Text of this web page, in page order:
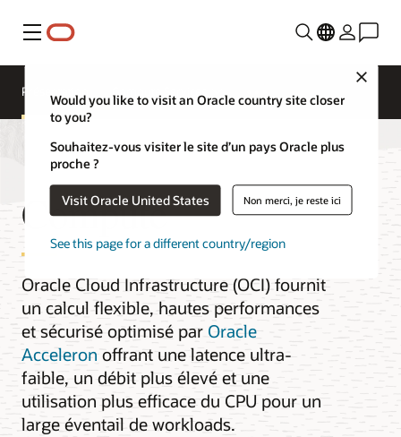
Menu
Would you like to visit an Oracle country site closer
to you?
Souhaitez-vous visiter le site d’un pays Oracle plus
proche ?
Visit Oracle United States Non merci, je reste ici
See this page for a different country/region
Présentation
Compute
Oracle Cloud Infrastructure (OCI) fournit
un calcul flexible, hautes performances
et sécurisé optimisé par Oracle
Acceleron offrant une latence ultra-
faible, un débit plus élevé et une
utilisation plus efficace du CPU pour un
large éventail de workloads.